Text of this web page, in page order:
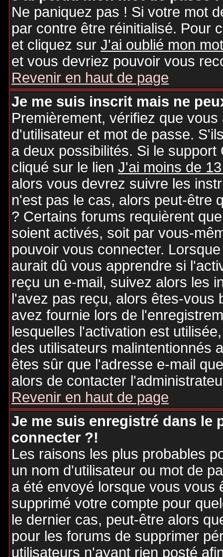
Ne paniquez pas ! Si votre mot
par contre être réinitialisé. Pour
et cliquez surJ'ai oublié mon
et vous devriez pouvoir vous
Revenir en haut de page
Je me suis inscrit mais ne
Premièrement, vérifiez que
d'utilisateur et mot de passe.
a deux possibilités. Si le
cliqué sur le lienJ'ai moins de
alors vous devrez suivre les
n'est pas le cas, alors peut-être
? Certains forums requièrent
soient activés, soit par vous-
pouvoir vous connecter.
aurait dû vous apprendre si
reçu un e-mail, suivez alors les
l'avez pas reçu, alors êtes-vous
avez fournie lors de
lesquelles l'activation est
des utilisateurs malintentionnés
êtes sûr que l'adresse e-mail
alors de contacter
Revenir en haut de page
Je me suis enregistré dans le
connecter ?!
Les raisons les plus probables
un nom d'utilisateur ou mot de
a été envoyé lorsque vous vous
supprimé votre compte pour
le dernier cas, peut-être alors
pour les forums de supprimer
utilisateurs n'ayant rien posté